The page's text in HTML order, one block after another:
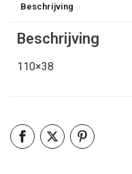
Beschrijving
Beschrijving
110×38